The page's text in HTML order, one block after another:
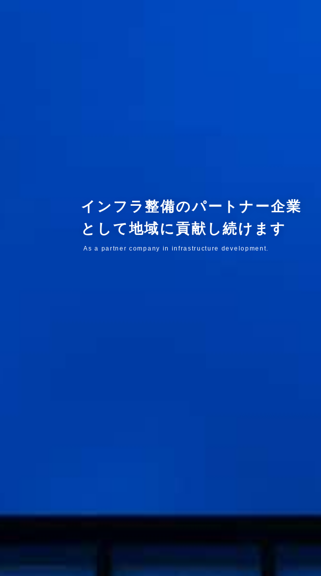
インフラ整備のパートナー企業
として地域に貢献し続けます
As a partner company in infrastructure development.